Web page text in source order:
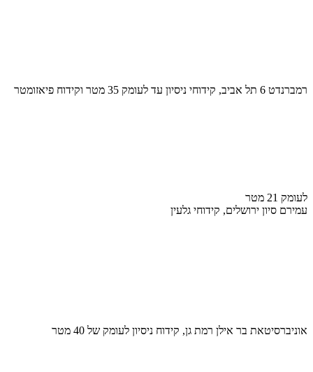
רמברנדט 6 תל אביב, קידוחי ניסיון עד לעומק 35 מטר וקידוח פיאזומטר
לעומק 21 מטר
עמירם סיון ירושלים, קידוחי גלעין
אוניברסיטאת בר אילן רמת גן, קידוח ניסיון לעומק של 40 מטר